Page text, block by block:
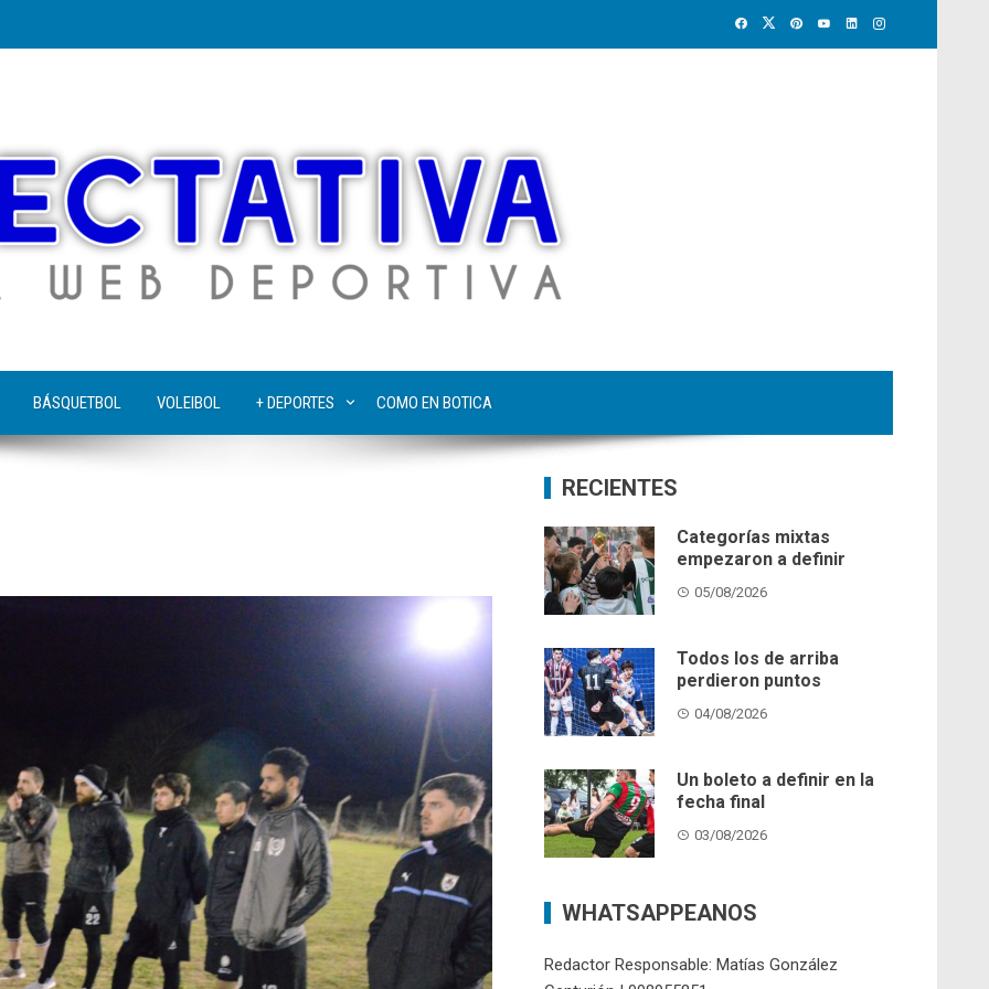
BÁSQUETBOL VOLEIBOL + DEPORTES COMO EN BOTICA
RECIENTES
Categorías mixtas
empezaron a definir
05/08/2026
Todos los de arriba
perdieron puntos
04/08/2026
Un boleto a definir en la
fecha final
03/08/2026
WHATSAPPEANOS
Redactor Responsable: Matías González